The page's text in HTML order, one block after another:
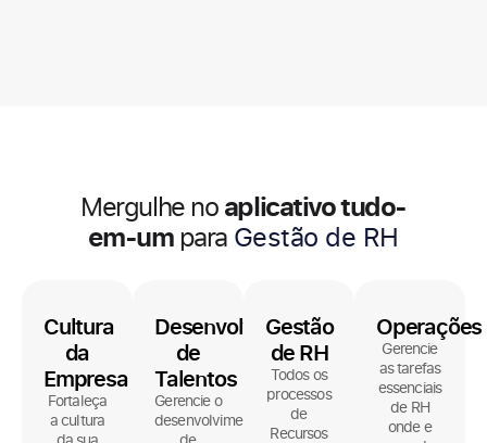
Mergulhe noaplicativo tudo-
em-umpara
Cultura
da
Empresa
Fortaleça
Desenvolvimento
de
Talentos
Gerencie o
Gestão
de RH
Todos os
processos
Operações
Gerencie
as tarefas
essenciais
de RH